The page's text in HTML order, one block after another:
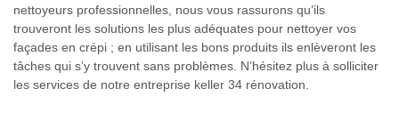
nettoyeurs professionnelles, nous vous rassurons qu’ils
trouveront les solutions les plus adéquates pour nettoyer vos
façades en crépi ; en utilisant les bons produits ils enlèveront les
tâches qui s’y trouvent sans problèmes. N’hésitez plus à solliciter
les services de notre entreprise keller 34 rénovation.